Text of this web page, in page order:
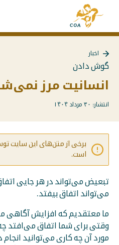
مستقیما
محتوا
صفحه
اصلی
بازگشت
به
Page
اخبار
گوش دادن
انسانیت مرز
انتشار: ۳۰ مرداد ۱۴۰۴
برخی از متن‌های این سایت
است.
تبعیض می‌تواند در هر جایی
می‌تواند اتفاق بیفتد.
ما معتقدیم که افزایش
وقتی برای شما اتفاق می‌افتد
مورد آن چه کاری می‌توانید